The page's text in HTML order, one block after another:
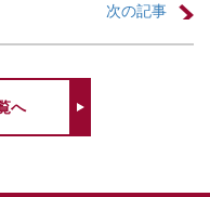
次の記事
へ